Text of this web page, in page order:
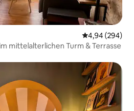
4,94 (294)
mittelalterlichen Turm & Terrasse